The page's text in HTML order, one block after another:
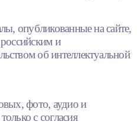
опубликованные на сайте,
и
об интеллектуальной
фото, аудио и
с согласия